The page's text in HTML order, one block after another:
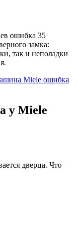
ошибка 35
замка:
так и неполадки
Miele ошибка
у Miele
дверца. Что